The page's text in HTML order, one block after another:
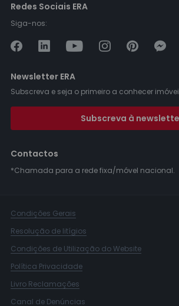
Redes Sociais ERA
Siga-nos:
Newsletter ERA
Subscreva e seja o primeiro a conhecer
Subscreva à
Contactos
*Chamada para a rede fixa/móvel nacional.
Condições Gerais
Resolução de litígios
Condições de Utilização do Website
Política Privacidade
Livro Reclamações
Canal de Denúncias